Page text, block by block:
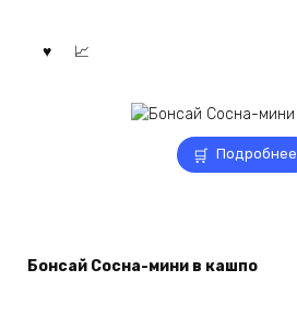
Подробнее
Бонсай Сосна-мини в кашпо